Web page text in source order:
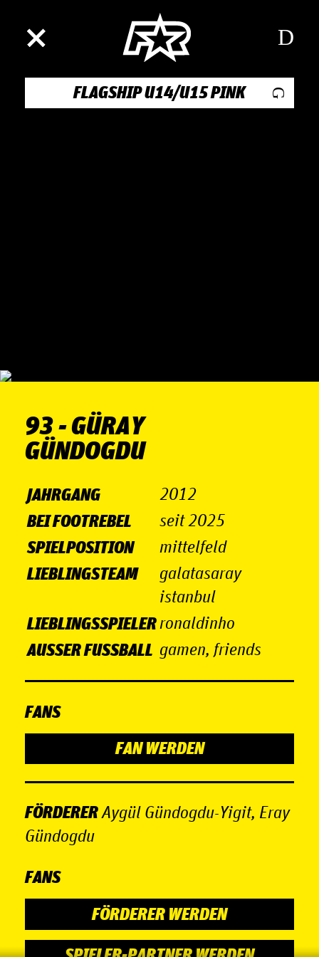
FLAGSHIP U14/U15 PINK
93 - GÜRAY
GÜN­DOG­DU
JAHRGANG 2012
BEI FOOTREBEL seit 2025
SPIELPOSITION mittelfeld
LIEBLINGSTEAM
galatasaray
istanbul
LIEBLINGSSPIELERronaldinho
AUSSER FUSSBALL gamen, friends
FANS
FAN WERDEN
FÖRDERERAygül Gündogdu-Yigit, Eray
Gündogdu
FANS
FÖRDERER WERDEN